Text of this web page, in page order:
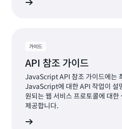
가이드
API 참조 가이드
JavaScript API 참조 가이드에는
JavaScript에 대한 API 작업이 설
원되는 웹 서비스 프로토콜에 대한
제공합니다.